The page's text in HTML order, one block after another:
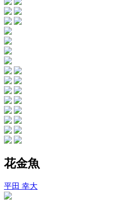
花金魚
平田 幸大